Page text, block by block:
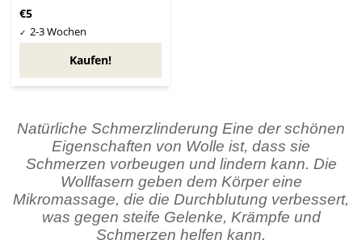
€5
Kaufen!
Natürliche Schmerzlinderung Eine der schönen
Eigenschaften von Wolle ist, dass sie
Schmerzen vorbeugen und lindern kann. Die
Wollfasern geben dem Körper eine
Mikromassage, die die Durchblutung verbessert,
was gegen steife Gelenke, Krämpfe und
Schmerzen helfen kann.